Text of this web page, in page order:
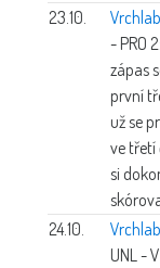
23.10.
- PRO
zápas
první
už se
ve třetí
si
24.10.
UNL -